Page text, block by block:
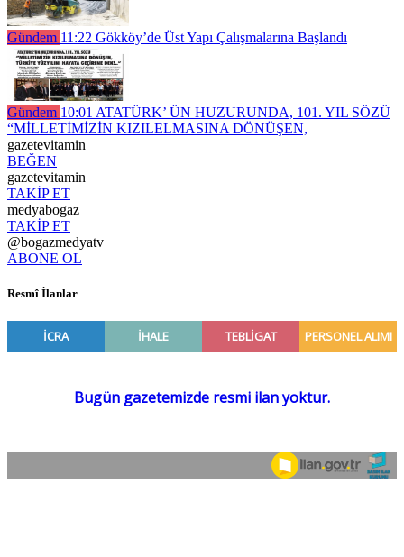
Gündem 11:22 Gökköy’de Üst Yapı Çalışmalarına Başlandı
Gündem 10:01 ATATÜRK’ ÜN HUZURUNDA, 101. YIL SÖZÜ
“MİLLETİMİZİN KIZILELMASINA DÖNÜŞEN,
gazetevitamin
BEĞEN
gazetevitamin
TAKİP ET
medyabogaz
TAKİP ET
@bogazmedyatv
ABONE OL
Resmî İlanlar